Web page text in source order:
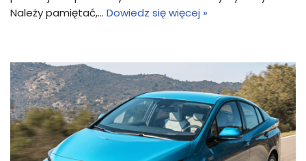
Należy pamiętać,… Dowiedz się więcej »